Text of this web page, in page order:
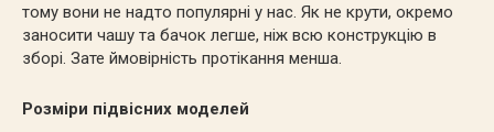
тому вони не надто популярні у нас. Як не крути, окремо
заносити чашу та бачок легше, ніж всю конструкцію в
зборі. Зате ймовірність протікання менша.
Розміри підвісних моделей